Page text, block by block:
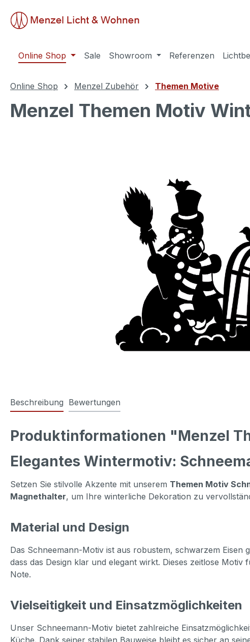
Online Shop Sale Showroom Referenzen
Online Shop Menzel Zubehör Themen Motive
Menzel Themen Motiv
Beschreibung Bewertungen
Produktinformationen "Menzel
Elegantes Wintermotiv:
Setzen Sie stilvolle Akzente mit unserem Themen Motiv
Magnethalter, um Ihre winterliche Dekoration zu
Material und Design
Das Schneemann-Motiv ist aus robustem, schwarzem
dass das Design klar und elegant wirkt. Dieses zeitlose
Note.
Vielseitigkeit und Einsatzmöglichkeiten
Unser Schneemann-Motiv bietet zahlreiche
Küche. Dank seiner stabilen Bauweise bleibt es sicher an